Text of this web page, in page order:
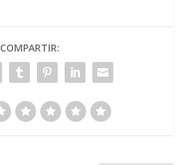
COMPARTIR: